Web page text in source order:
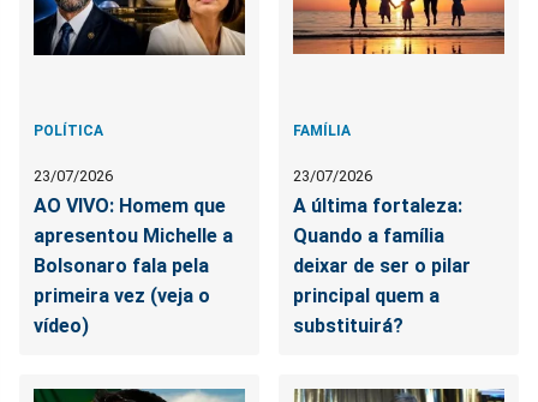
POLÍTICA
23/07/2026
AO VIVO: Homem que
apresentou Michelle a
Bolsonaro fala pela
primeira vez (veja o
vídeo)
FAMÍLIA
23/07/2026
A última fortaleza:
Quando a família
deixar de ser o pilar
principal quem a
substituirá?